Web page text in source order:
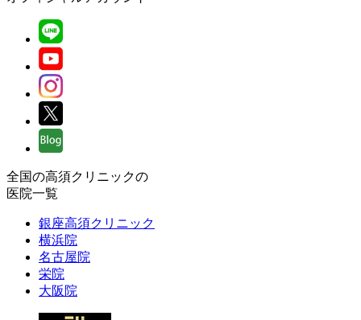
全国の高須クリニックの
医院一覧
銀座高須クリニック
横浜院
名古屋院
栄院
大阪院